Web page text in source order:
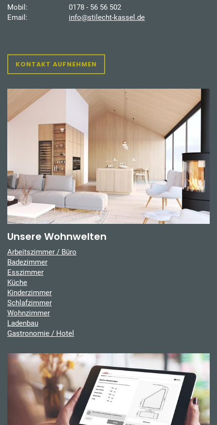
Mobil:
0178 - 56 56 502
Email:
info@stilecht-kassel.de
KONTAKT AUFNEHMEN
Unsere Wohnwelten
Arbeitszimmer / Büro
Badezimmer
Esszimmer
Küche
Kinderzimmer
Schlafzimmer
Wohnzimmer
Ladenbau
Gastronomie / Hotel